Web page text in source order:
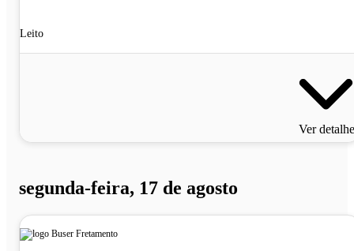
Leito
Ver
segunda-feira, 17 de agosto